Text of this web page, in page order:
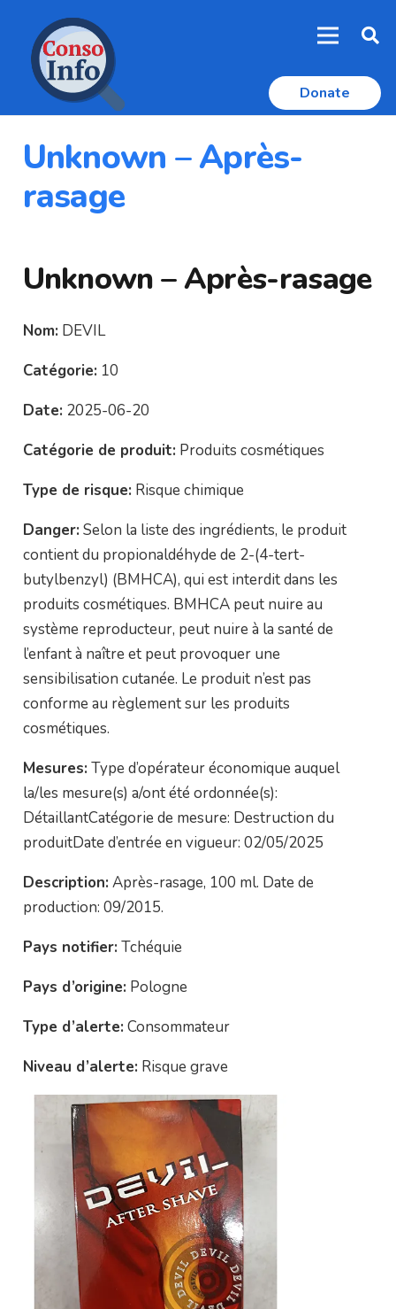
Donate
Unknown – Après-
rasage
Unknown – Après-rasage
Nom: DEVIL
Catégorie: 10
Date: 2025-06-20
Catégorie de produit: Produits cosmétiques
Type de risque: Risque chimique
Danger: Selon la liste des ingrédients, le produit
contient du propionaldéhyde de 2-(4-tert-
butylbenzyl) (BMHCA), qui est interdit dans les
produits cosmétiques. BMHCA peut nuire au
système reproducteur, peut nuire à la santé de
l’enfant à naître et peut provoquer une
sensibilisation cutanée. Le produit n’est pas
conforme au règlement sur les produits
cosmétiques.
Mesures: Type d’opérateur économique auquel
la/les mesure(s) a/ont été ordonnée(s):
DétaillantCatégorie de mesure: Destruction du
produitDate d’entrée en vigueur: 02/05/2025
Description: Après-rasage, 100 ml. Date de
production: 09/2015.
Pays notifier: Tchéquie
Pays d’origine: Pologne
Type d’alerte: Consommateur
Niveau d’alerte: Risque grave